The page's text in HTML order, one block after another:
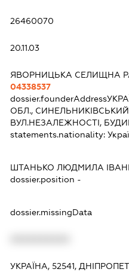
26460070
20.11.03
ЯВОРНИЦЬКА СЕЛИЩНА
04338537
dossier.founderAddress
ОБЛ.,
ВУЛ.НЕЗАЛЕЖНОСТІ,
statements.nationality:
ШТАНЬКО ЛЮДМИЛА
dossier.position -
dossier.missingData
УКРАЇНА, 52541,